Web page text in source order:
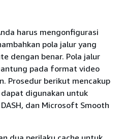
harus mengonfigurasi
pola jalur yang
dengan benar. Pola jalur
pada format video
Prosedur berikut mencakup
digunakan untuk
dan Microsoft Smooth